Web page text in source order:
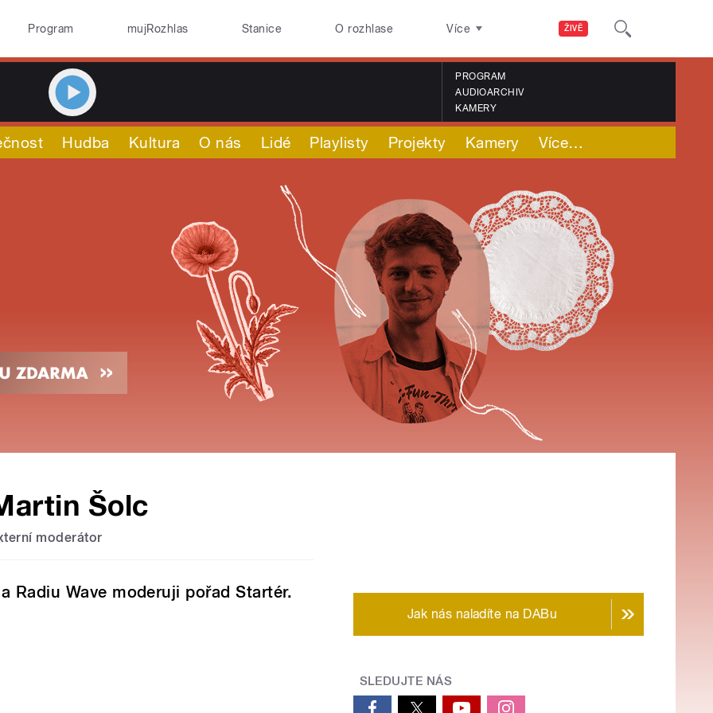
ŽIVĚ
Program mujRozhlas Stanice O rozhlase Více
PROGRAM
AUDIOARCHIV
KAMERY
Hudba Kultura O nás Lidé Playlisty Projekty Kamery Více…
Šolc
moderátor
Radiu Wave moderuji pořad Startér.
Jak nás naladíte na DABu
SLEDUJTE NÁS